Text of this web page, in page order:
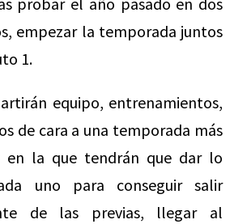
empezar la temporada juntos
1.
equipo, entrenamientos,
de cara a una temporada más
en la que tendrán que dar lo
uno para conseguir salir
de las previas, llegar al